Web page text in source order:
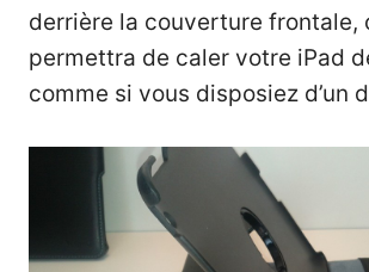
derrière la couverture frontale,
permettra de caler votre iPad
comme si vous disposiez d’un